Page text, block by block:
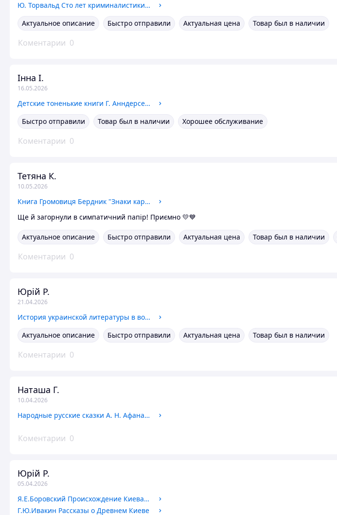
Ю. Торвальд Сто лет криминалистики Прогресс 1975 год
Актуальное описание
Быстро отправили Актуальная цена Товар был в наличии
Коментарии 0
Інна І.
16.05.2026
Детские тоненькие книги Г. Анндерсен С Михалков А. Пушкин Е. Пермяк Д Мамин-Сибиряк В. Сутеев 1970 года
Быстро отправили
Товар был в наличии Хорошее обслуживание
Коментарии 0
Тетяна К.
10.05.2026
Книга Громовиця Бердник "Знаки карпатської магії"
Ще й загорнули в симпатичний папір! Приємно 💛💙
Актуальное описание Быстро отправили Актуальная цена Товар был в наличии
Коментарии 0
Юрій Р.
21.04.2026
История украинской литературы в восьми томах Научная мысль 1967 год
Актуальное описание
Быстро отправили Актуальная цена Товар был в наличии
Коментарии 0
Наташа Г.
10.04.2026
Народные русские сказки А. Н. Афанасьева в трех томах 1957 год
Коментарии 0
Юрій Р.
05.04.2026
Я.Е.Боровский Происхождение Киева Историографический очерк
Г.Ю.Ивакин Рассказы о Древнем Киеве